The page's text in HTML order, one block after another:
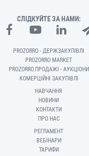
СЛІДКУЙТЕ ЗА НАМИ:
PROZORRO - ДЕРЖЗАКУПІВЛІ
PROZORRO MARKET
PROZORRO.ПРОДАЖІ - АУКЦІОНИ
КОМЕРЦІЙНІ ЗАКУПІВЛІ
НАВЧАННЯ
НОВИНИ
КОНТАКТИ
ПРО НАС
РЕГЛАМЕНТ
ВЕБІНАРИ
ТАРИФИ